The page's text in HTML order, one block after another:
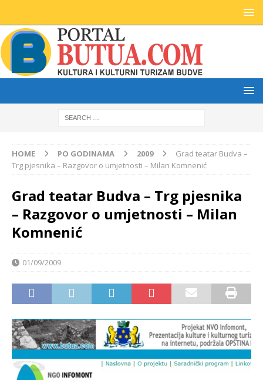
HOME PO GODINAMA 2009
Grad teatar Budva –
Trg pjesnika – Razgovor o umjetnosti – Milan Komnenić
Grad teatar Budva – Trg pjesnika
– Razgovor o umjetnosti – Milan
Komnenić
01/09/2009